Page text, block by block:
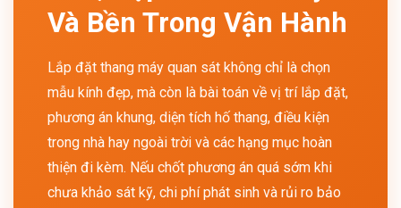
Và Bền Trong Vận Hành
Lắp đặt thang máy quan sát không chỉ là chọn
mẫu kính đẹp, mà còn là bài toán về vị trí lắp đặt,
phương án khung, diện tích hố thang, điều kiện
trong nhà hay ngoài trời và các hạng mục hoàn
thiện đi kèm. Nếu chốt phương án quá sớm khi
chưa khảo sát kỹ, chi phí phát sinh và rủi ro bảo